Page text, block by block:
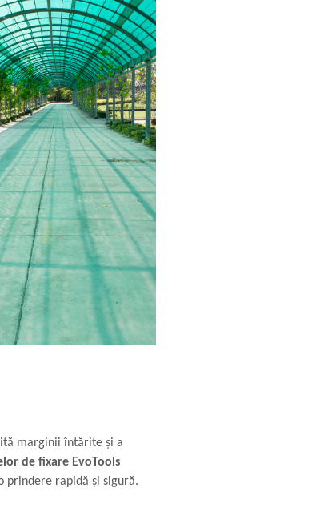
marginii întărite și a
de fixare EvoTools
prindere rapidă și sigură.